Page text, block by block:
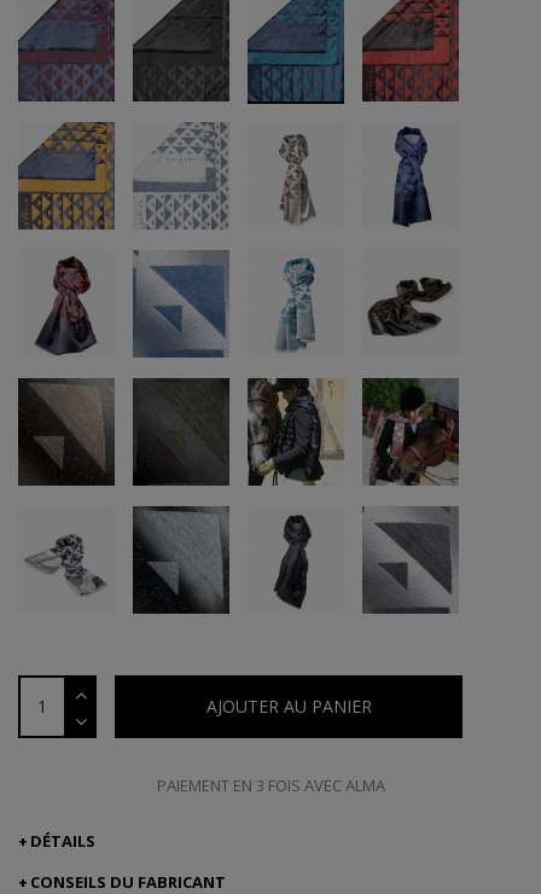
AJOUTER AU PANIER
PAIEMENT EN 3 FOIS AVEC ALMA
DÉTAILS
CONSEILS DU FABRICANT